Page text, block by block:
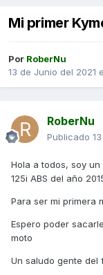
Mi primer
Por RoberNu
13 de Junio del 2021
RoberNu
Publicado
Hola a todos, soy
125i ABS del año
Para ser mi primera
Espero poder
moto
Un saludo gente del